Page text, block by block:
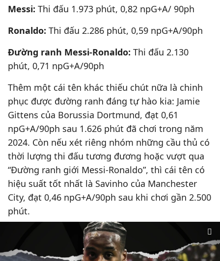
Messi: Thi đấu 1.973 phút, 0,82 npG+A/ 90ph
Ronaldo: Thi đấu 2.286 phút, 0,59 npG+A/90ph
Đường ranh Messi-Ronaldo: Thi đấu 2.130
phút, 0,71 npG+A/90ph
Thêm một cái tên khác thiếu chút nữa là chinh
phục được đường ranh đáng tự hào kia: Jamie
Gittens của Borussia Dortmund, đạt 0,61
npG+A/90ph sau 1.626 phút đã chơi trong năm
2024. Còn nếu xét riêng nhóm những cầu thủ có
thời lượng thi đấu tương đương hoặc vượt qua
“Đường ranh giới Messi-Ronaldo”, thì cái tên có
hiệu suất tốt nhất là Savinho của Manchester
City, đạt 0,46 npG+A/90ph sau khi chơi gần 2.500
phút.